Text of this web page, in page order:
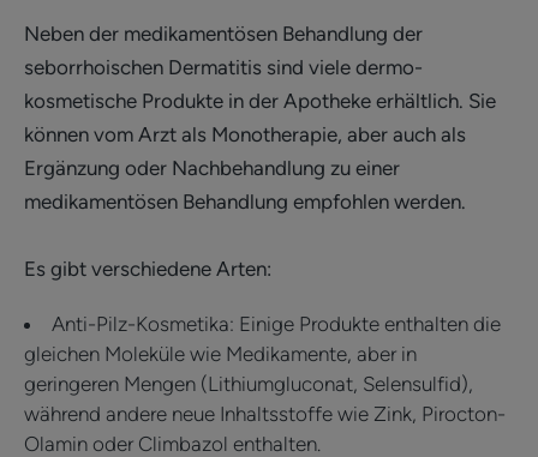
Neben der medikamentösen Behandlung der
seborrhoischen Dermatitis sind viele dermo-
kosmetische Produkte in der Apotheke erhältlich. Sie
können vom Arzt als Monotherapie, aber auch als
Ergänzung oder Nachbehandlung zu einer
medikamentösen Behandlung empfohlen werden.
Es gibt verschiedene Arten:
Anti-Pilz-Kosmetika: Einige Produkte enthalten die
gleichen Moleküle wie Medikamente, aber in
geringeren Mengen (Lithiumgluconat, Selensulfid),
während andere neue Inhaltsstoffe wie Zink, Pirocton-
Olamin oder Climbazol enthalten.